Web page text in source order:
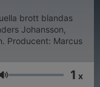
brott blandas
Johansson,
Producent: Marcus
Volume 1 x